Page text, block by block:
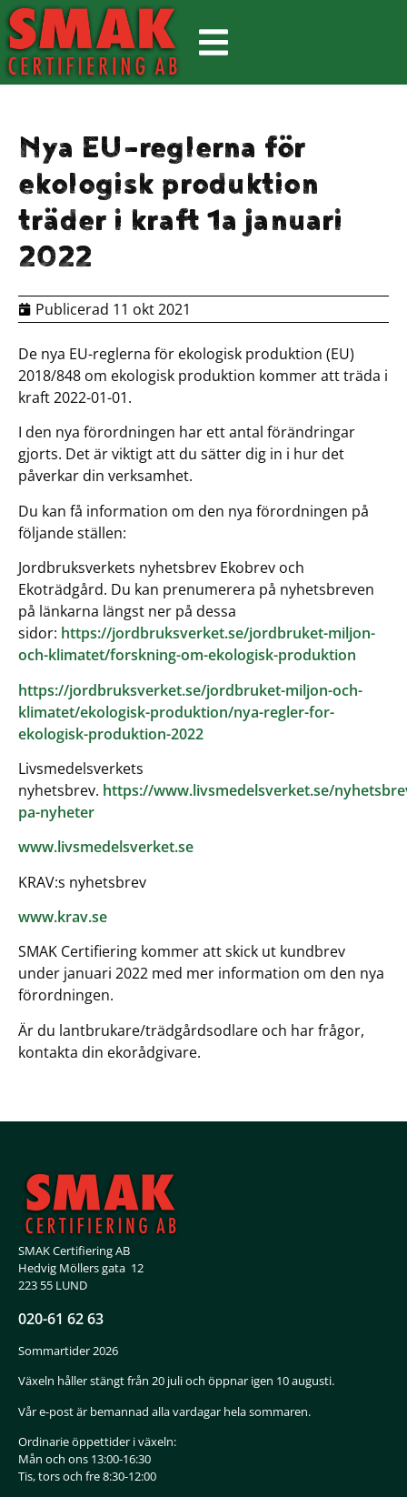
Nya EU-reglerna för
ekologisk produktion
träder i kraft 1a januari
2022
Publicerad 11 okt 2021
De nya EU-reglerna för ekologisk produktion (EU)
2018/848 om ekologisk produktion kommer att träda i
kraft 2022-01-01.
I den nya förordningen har ett antal förändringar
gjorts. Det är viktigt att du sätter dig in i hur det
påverkar din verksamhet.
Du kan få information om den nya förordningen på
följande ställen:
Jordbruksverkets nyhetsbrev Ekobrev och
Ekoträdgård. Du kan prenumerera på nyhetsbreven
på länkarna längst ner på dessa
sidor: https://jordbruksverket.se/jordbruket-miljon-
och-klimatet/forskning-om-ekologisk-produktion
https://jordbruksverket.se/jordbruket-miljon-och-
klimatet/ekologisk-produktion/nya-regler-for-
ekologisk-produktion-2022
Livsmedelsverkets
nyhetsbrev. https://www.livsmedelsverket.se/
pa-nyheter
www.livsmedelsverket.se
KRAV:s nyhetsbrev
www.krav.se
SMAK Certifiering kommer att skick ut kundbrev
under januari 2022 med mer information om den nya
förordningen.
Är du lantbrukare/trädgårdsodlare och har frågor,
kontakta din ekorådgivare.
SMAK Certifiering AB
Hedvig Möllers gata 12
223 55 LUND
020-61 62 63
Sommartider 2026
Växeln håller stängt från 20 juli och öppnar igen 10 augusti.
Vår e-post är bemannad alla vardagar hela sommaren.
Ordinarie öppettider i växeln:
Mån och ons 13:00-16:30
Tis, tors och fre 8:30-12:00